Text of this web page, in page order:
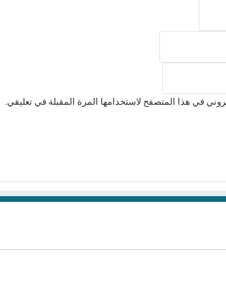
في هذا المتصفح لاستخدامها المرة المقبلة في تعليقي.